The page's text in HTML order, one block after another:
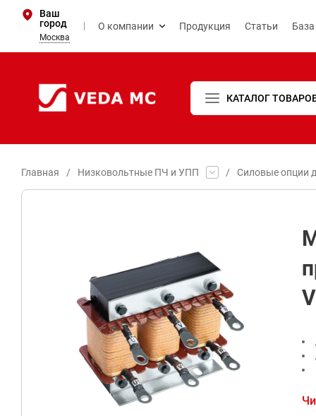
Ваш
город
Москва
О компании Продукция Статьи
КАТАЛОГ
Главная / Низковольтные ПЧ и УПП / Силовые опции